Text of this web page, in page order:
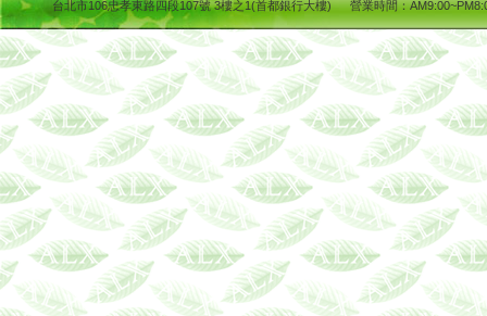
台北市106忠孝東路四段107號 3樓之1(首都銀行大樓)
營業時間：